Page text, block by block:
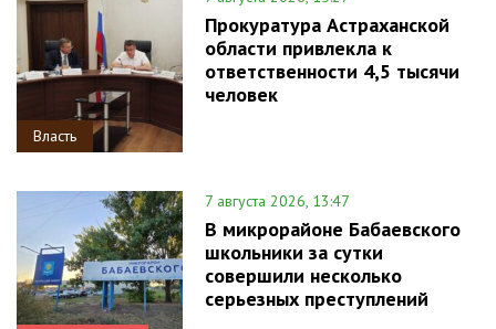
Власть
Прокуратура Астраханской
области привлекла к
ответственности 4,5 тысячи
человек
7 августа 2026, 13:47
В микрорайоне Бабаевского
школьники за сутки
совершили несколько
серьезных преступлений